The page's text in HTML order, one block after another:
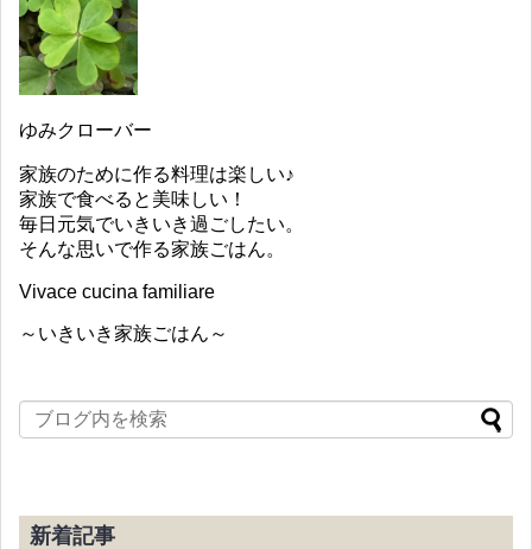
ゆみクローバー
家族のために作る料理は楽しい♪
家族で食べると美味しい！
毎日元気でいきいき過ごしたい。
そんな思いで作る家族ごはん。
Vivace cucina familiare
～いきいき家族ごはん～
新着記事